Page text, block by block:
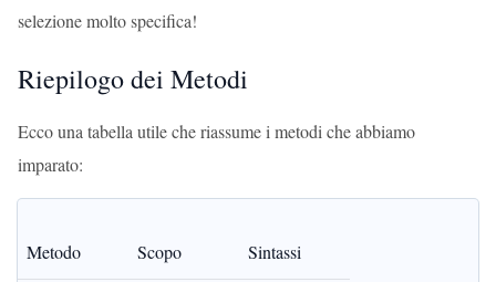
selezione molto specifica!
Riepilogo dei Metodi
Ecco una tabella utile che riassume i metodi che abbiamo
imparato:
Metodo Scopo Sintassi